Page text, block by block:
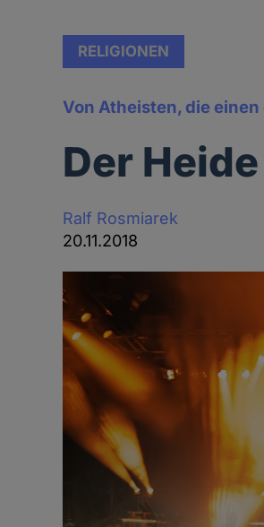
RELIGIONEN
Von Atheisten, die
Der
Ralf Rosmiarek
20.11.2018